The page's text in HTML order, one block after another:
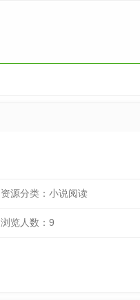
资源分类： 小说阅读
浏览人数： 9